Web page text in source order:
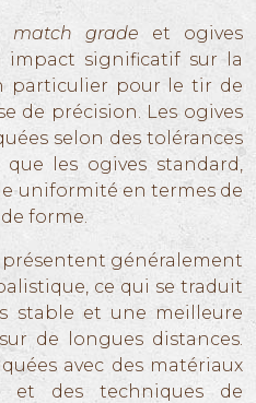
match grade et ogives
impact significatif sur la
particulier pour le tir de
de précision. Les ogives
selon des tolérances
les ogives standard,
uniformité en termes de
forme.
présentent généralement
ce qui se traduit
stable et une meilleure
de longues distances.
avec des matériaux
et des techniques de